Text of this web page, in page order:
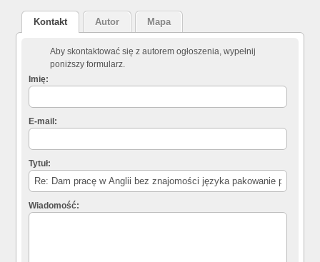
Kontakt Autor Mapa
Aby skontaktować się z autorem ogłoszenia, wypełnij
poniższy formularz.
Imię:
E-mail:
Tytuł:
Wiadomość: